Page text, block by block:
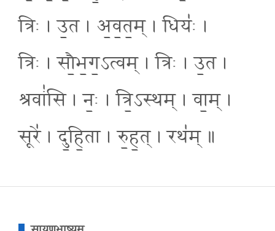
त्रिः । उ॒त । अ॒व॒त॒म् । धियः॑ ।
त्रिः । सौ॒भ॒ग॒ऽत्वम् । त्रिः । उ॒त ।
श्रवां॑सि । नः॒ । त्रि॒ऽस्थम् । वा॒म् ।
सूरे॑ । दु॒हि॒ता । रु॒ह॒त् । रथ॑म् ॥